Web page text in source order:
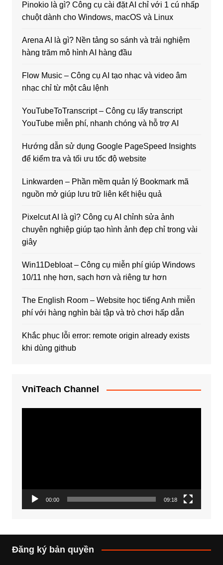
Pinokio là gì? Công cụ cài đặt AI chỉ với 1 cú nhấp
chuột dành cho Windows, macOS và Linux
Arena AI là gì? Nền tảng so sánh và trải nghiệm
hàng trăm mô hình AI hàng đầu
Flow Music – Công cụ AI tạo nhạc và video âm
nhạc chỉ từ một câu lệnh
YouTubeToTranscript – Công cụ lấy transcript
YouTube miễn phí, nhanh chóng và hỗ trợ AI
Hướng dẫn sử dụng Google PageSpeed Insights
để kiểm tra và tối ưu tốc độ website
Linkwarden – Phần mềm quản lý Bookmark mã
nguồn mở giúp lưu trữ liên kết hiệu quả
Pixelcut AI là gì? Công cụ AI chỉnh sửa ảnh
chuyên nghiệp giúp tạo hình ảnh đẹp chỉ trong vài
giây
Win11Debloat – Công cụ miễn phí giúp Windows
10/11 nhẹ hơn, sạch hơn và riêng tư hơn
The English Room – Website học tiếng Anh miễn
phí với hàng nghìn bài tập và trò chơi hấp dẫn
Khắc phục lỗi error: remote origin already exists
khi dùng github
VniTeach Channel
00:00 09:18
Đăng ký bản quyền